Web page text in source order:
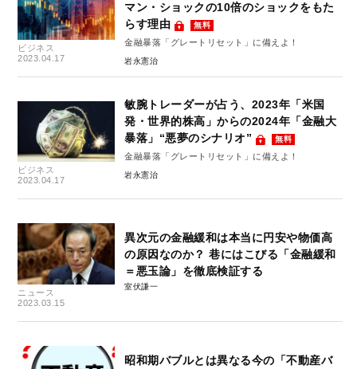
ビジネス
2023.04.17
マン・ショックの10倍のショックをもた
らす理由
無料
金融暴落「グレートリセット」に備えよ！
岩永憲治
ビジネス
2023.04.17
敏腕トレーダーが占う、2023年「米国
発・世界的株高」からの2024年「金融大
暴落」“悪夢のシナリオ”
無料
金融暴落「グレートリセット」に備えよ！
岩永憲治
ニュース
2023.03.15
異次元の金融緩和は本当に円安や物価高
の原因なのか？ 巷にはこびる「金融緩和
＝悪玉論」を徹底検証する
室伏謙一
昭和期バブルとは異なる今の「不動産バ